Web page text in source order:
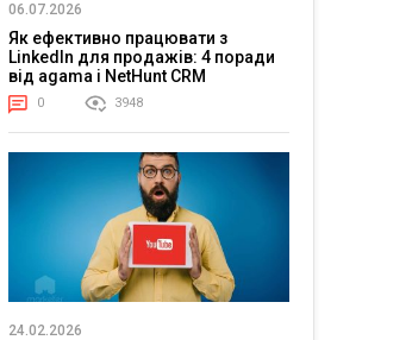
06.07.2026
Як ефективно працювати з
LinkedIn для продажів: 4 поради
від agama і NetHunt CRM
0 3948
24.02.2026